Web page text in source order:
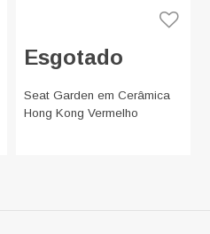
Esgotado
Seat Garden em Cerâmica
Hong Kong Vermelho